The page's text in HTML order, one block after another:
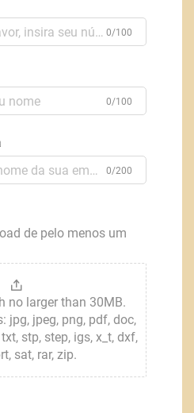
0/100
0/100
0/200
de pelo menos um
no larger than 30MB.
jpg, jpeg, png, pdf, doc,
stp, step, igs, x_t, dxf,
sat, rar, zip.